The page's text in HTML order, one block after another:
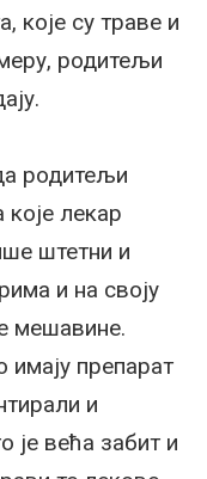
које су траве и
родитељи
родитељи
које лекар
штетни и
и на своју
мешавине.
препарат
и
је већа забит и